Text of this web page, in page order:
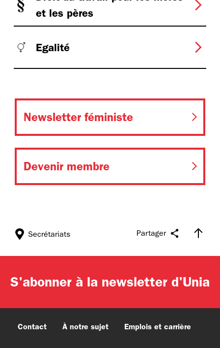
et les pères
Egalité
Newsletter féministe
Devenir membre
Partager
Secrétariats
S'abonner à la newsletter d'Unia
Contact À notre sujet Emplois et carrière